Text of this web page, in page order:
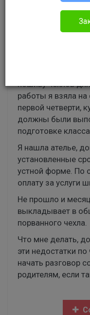
Пользователь #
Без указания
пошиву чехлов
работы я взяла на
первой четверти,
должны были
подготовке
Я нашла ателье,
установленные
устной форме. По
оплату за услуги
Не прошло и
выкладывает в
порванного чехла.
Что мне делать,
эти недостатки
начать разговор
родителям, если